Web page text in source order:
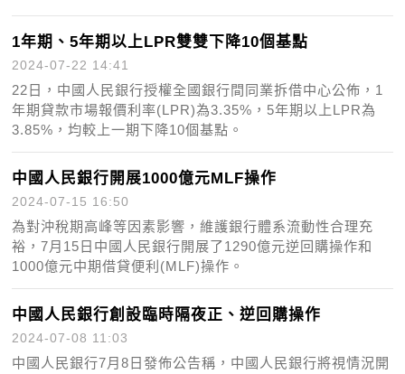
1年期、5年期以上LPR雙雙下降10個基點
2024-07-22 14:41
22日，中國人民銀行授權全國銀行間同業拆借中心公佈，1
年期貸款市場報價利率(LPR)為3.35%，5年期以上LPR為
3.85%，均較上一期下降10個基點。
中國人民銀行開展1000億元MLF操作
2024-07-15 16:50
為對沖稅期高峰等因素影響，維護銀行體系流動性合理充
裕，7月15日中國人民銀行開展了1290億元逆回購操作和
1000億元中期借貸便利(MLF)操作。
中國人民銀行創設臨時隔夜正、逆回購操作
2024-07-08 11:03
中國人民銀行7月8日發佈公告稱，中國人民銀行將視情況開